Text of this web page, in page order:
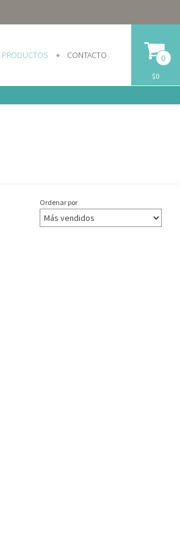
PRODUCTOS CONTACTO 0
$0
Ordenar por